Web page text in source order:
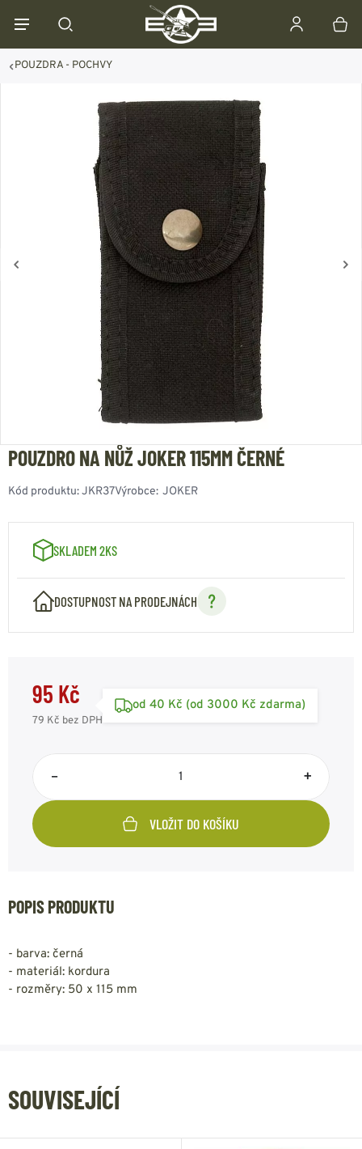
POUZDRA - POCHVY
POUZDRO NA NŮŽ JOKER 115MM ČERNÉ
Kód produktu:JKR37Výrobce: JOKER
SKLADEM 2KS
DOSTUPNOST NA PRODEJNÁCH
95 Kč
79 Kč bez DPH
od 40 Kč (od 3000 Kč zdarma)
– +
VLOŽIT DO KOŠÍKU
POPIS PRODUKTU
- barva: černá
- materiál: kordura
- rozměry: 50 x 115 mm
SOUVISEJÍCÍ